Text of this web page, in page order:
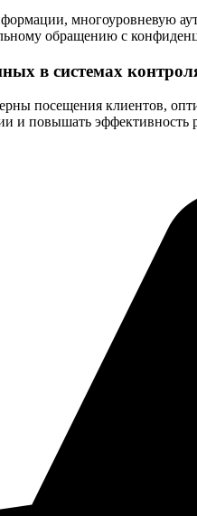
многоуровневую
обращению с
в системах
посещения клиентов,
и повышать эффективность